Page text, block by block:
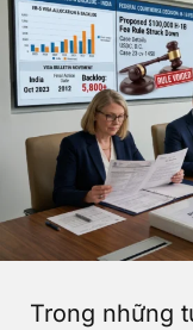
Trong những